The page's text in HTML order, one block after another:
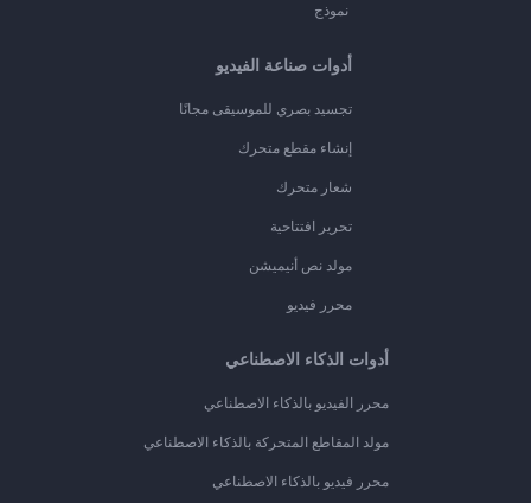
نموذج
أدوات صناعة الفيديو
تجسيد بصري للموسيقى مجانًا
إنشاء مقطع متحرك
شعار متحرك
تحرير افتتاحية
مولد نص أنيميشن
محرر فيديو
أدوات الذكاء الاصطناعي
محرر الفيديو بالذكاء الاصطناعي
مولد المقاطع المتحركة بالذكاء الاصطناعي
محرر فيديو بالذكاء الاصطناعي